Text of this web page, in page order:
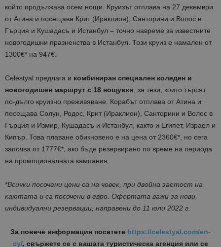
който продължава осем нощи. Круизът отплава на 27 декември
от Атина и посещава Крит (Ираклион), Санторини и Волос в
Гърция и Кушадасъ и Истанбул – точно навреме за известните
новогодишни празненства в Истанбул. Този круиз е намален от
1300€* на 947€.
Celestyal предлага и комбиниран специален коледен и
новогодишен маршрут с 18 нощувки, за тези, които търсят
по-дълго круизно преживяване. Корабът отплава от Атина и
посещава Солун, Родос, Крит (Ираклион), Санторини и Волос в
Гърция и Измир, Кушадасъ и Истанбул, както и Египет, Израел и
Кипър. Това плаване обикновено е на цена от 2360€*, но сега
започва от 1777€*, ако бъде резервирано по време на периода
на промоционалната кампания.
*Всички посочени цени са на човек, при двойна заетост на
каютата и са посочени в евро. Офертата важи за нови,
индивидуални резервации, направени до 11 юли 2022 г.
За повече информация посетете https://celestyal.com/en-
cy/, свържете се с вашата туристическа агенция или се